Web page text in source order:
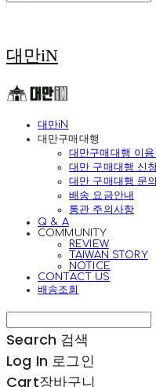
대만iN
대만iN
대만구매대행
대만구매대행 이용
대만 구매대행 신
대만 구매대행 문
배송 요금안내
통관 주의사항
Q & A
COMMUNITY
REVIEW
TAIWAN STORY
NOTICE
CONTACT US
배송조회
Search 검색
Log In 로그인
Cart장바구니